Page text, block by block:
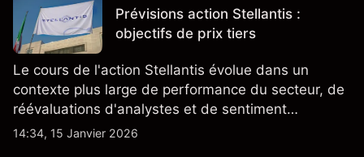
Prévisions action Stellantis :
objectifs de prix tiers
Le cours de l'action Stellantis évolue dans un
contexte plus large de performance du secteur, de
réévaluations d'analystes et de sentiment
changeant, qui ensemble aident à comprendre
14:34, 15 Janvier 2026